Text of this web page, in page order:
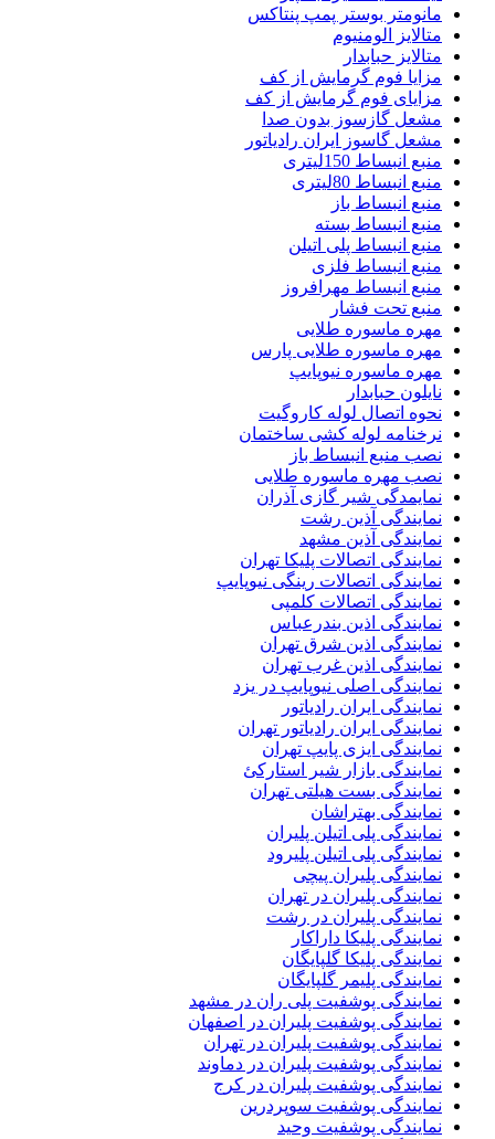
مانومتر بوستر پمپ پنتاکس
متالایز الومنیوم
متالایز حبابدار
مزایا فوم گرمایش از کف
مزایای فوم گرمایش از کف
مشعل گازسوز بدون صدا
مشعل گاسوز ایران رادیاتور
منبع انبساط 150لیتری
منبع انبساط 80لیتری
منبع انبساط باز
منبع انبساط بسته
منبع انبساط پلی اتیلن
منبع انبساط فلزی
منبع انبساط مهرافروز
منبع تحت فشار
مهره ماسوره طلایی
مهره ماسوره طلایی پارس
مهره ماسوره نیوپایپ
نایلون حبابدار
نحوه اتصال لوله کاروگیت
نرخنامه لوله کشی ساختمان
نصب منبع انبساط باز
نصب مهره ماسوره طلایی
نمایمدگی شیر گازی آذران
نمایندگی آذین رشت
نمایندگی آذین مشهد
نمایندگی اتصالات پلیکا تهران
نمایندگی اتصالات رینگی نیوپایپ
نمایندگی اتصالات کلمپی
نمایندگی اذین بندرعباس
نمایندگی اذین شرق تهران
نمایندگی اذین غرب تهران
نمایندگی اصلی نیوپایپ در یزد
نمایندگی ایران رادیاتور
نمایندگی ایران رادیاتور تهران
نمایندگی ایزی پایپ تهران
نمایندگی بازار شیر استارکئ
نمایندگی بست هیلتی تهران
نمایندگی بهتراشان
نمایندگی پلی اتیلن پلیران
نمایندگی پلی اتیلن پلیرود
نمایندگی پلیران پیچی
نمایندگی پلیران در تهران
نمایندگی پلیران در رشت
نمایندگی پلیکا داراکار
نمایندگی پلیکا گلپایگان
نمایندگی پلیمر گلپایگان
نمایندگی پوشفیت پلی ران در مشهد
نمایندگی پوشفیت پلیران در اصفهان
نمایندگی پوشفیت پلیران در تهران
نمایندگی پوشفیت پلیران در دماوند
نمایندگی پوشفیت پلیران در کرج
نمایندگی پوشفیت سوپردرین
نمایندگی پوشفیت وحید